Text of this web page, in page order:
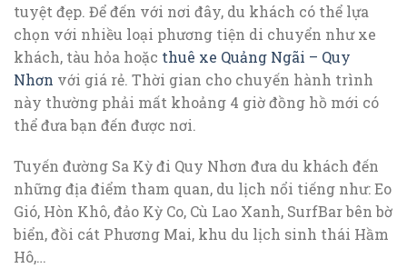
tuyệt đẹp. Để đến với nơi đây, du khách có thể lựa
chọn với nhiều loại phương tiện di chuyển như xe
khách, tàu hỏa hoặc thuê xe Quảng Ngãi – Quy
Nhơn với giá rẻ. Thời gian cho chuyến hành trình
này thường phải mất khoảng 4 giờ đồng hồ mới có
thể đưa bạn đến được nơi.
Tuyến đường Sa Kỳ đi Quy Nhơn đưa du khách đến
những địa điểm tham quan, du lịch nổi tiếng như: Eo
Gió, Hòn Khô, đảo Kỳ Co, Cù Lao Xanh, SurfBar bên bờ
biển, đồi cát Phương Mai, khu du lịch sinh thái Hầm
Hô,…